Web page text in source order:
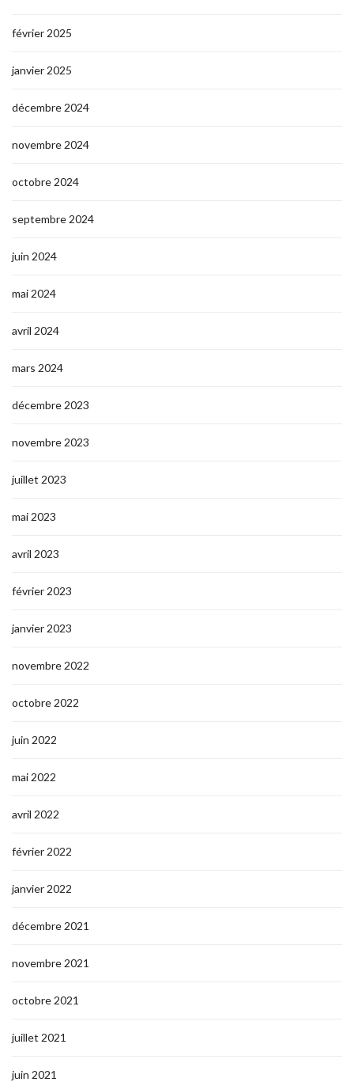
février 2025
janvier 2025
décembre 2024
novembre 2024
octobre 2024
septembre 2024
juin 2024
mai 2024
avril 2024
mars 2024
décembre 2023
novembre 2023
juillet 2023
mai 2023
avril 2023
février 2023
janvier 2023
novembre 2022
octobre 2022
juin 2022
mai 2022
avril 2022
février 2022
janvier 2022
décembre 2021
novembre 2021
octobre 2021
juillet 2021
juin 2021